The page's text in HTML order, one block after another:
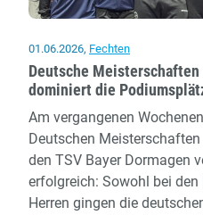
01.06.2026, Fechten
Deutsche
dominiert die
Am vergangenen
Deutschen
den TSV Bayer Dormagen
erfolgreich: Sowohl bei
Herren gingen die